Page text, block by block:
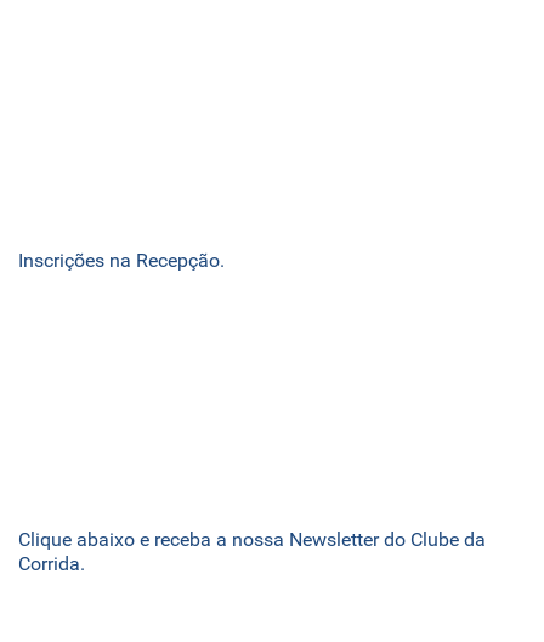
Inscrições na Recepção.
Clique abaixo e receba a nossa Newsletter do Clube da
Corrida.